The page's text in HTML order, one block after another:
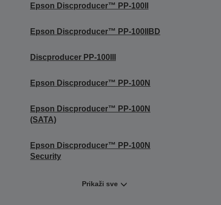
Epson Discproducer™ PP-100II
Epson Discproducer™ PP-100IIBD
Discproducer PP-100III
Epson Discproducer™ PP-100N
Epson Discproducer™ PP-100N
(SATA)
Epson Discproducer™ PP-100N
Security
Prikaži sve